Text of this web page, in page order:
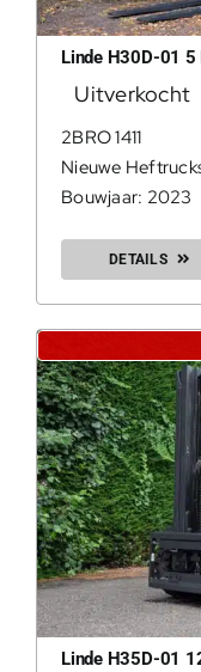
Linde H30D-01
Uitverkocht
2BRO 1411
Nieuwe
Bouwjaar: 2023
DETAILS
Linde H35D-01